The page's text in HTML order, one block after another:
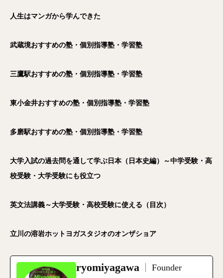
人生はマンガから学んできた
武蔵境おすすめの塾・個別指導塾・学習塾
三鷹駅おすすめの塾・個別指導塾・学習塾
東小金井おすすめの塾・個別指導塾・学習塾
多磨駅おすすめの塾・個別指導塾・学習塾
大学入試の過去問を通して学ぶ日本（日本史編）～中学受験・高
校受験・大学受験にも役立つ
英文法講義～大学受験・高校受験に使える（目次）
立川の溶岩ホットヨガスタジオのオンザショア
ryomiyagawa
Founder